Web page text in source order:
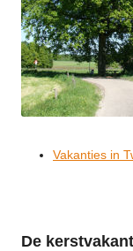
Vakanties in
De